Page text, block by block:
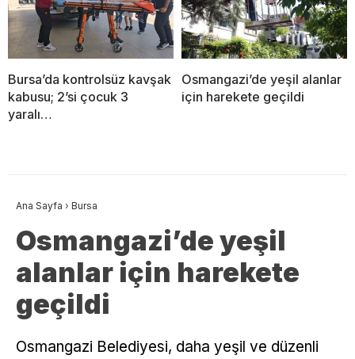
Bursa’da kontrolsüz kavşak
kabusu; 2’si çocuk 3
yaralı…
Osmangazi’de yeşil alanlar
için harekete geçildi
Ana Sayfa › Bursa
Osmangazi’de yeşil
alanlar için harekete
geçildi
Osmangazi Belediyesi, daha yeşil ve düzenli